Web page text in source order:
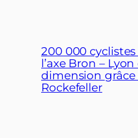
200 000
l’axe Bron –
dimension grâce
Rockefeller